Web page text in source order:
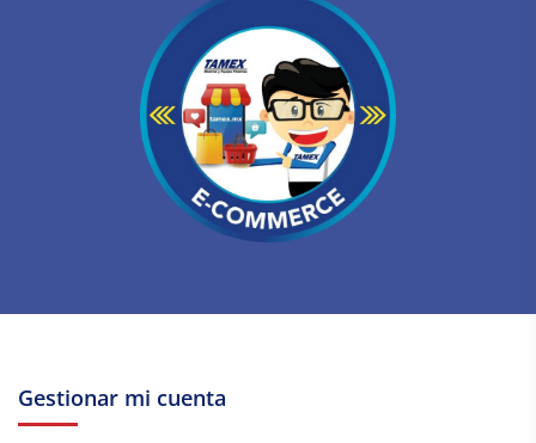
Gestionar mi cuenta